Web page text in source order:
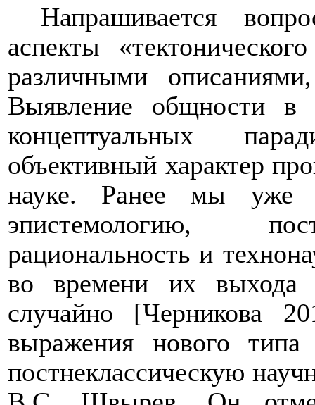
Напрашивается
аспекты
различными
Выявление общности в
концептуальных
объективный характер
науке. Ранее мы уже
эпистемологию,
рациональность и
во времени их выхода
случайно [Черникова
выражения нового типа
постнеклассическую